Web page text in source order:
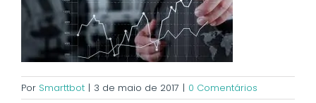
Por Smarttbot | 3 de maio de 2017 | 0 Comentários